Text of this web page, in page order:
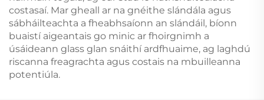
costasaí. Mar gheall ar na gnéithe slándála agus
sábháilteachta a fheabhsaíonn an slándáil, bíonn
buaistí aigeantais go minic ar fhoirgnimh a
úsáideann glass glan snáithí ardfhuaime, ag laghdú
riscanna freagrachta agus costais na mbuilleanna
potentiúla.